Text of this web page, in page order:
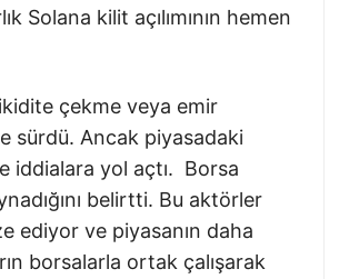
Solana kilit açılımının hemen
çekme veya emir
sürdü. Ancak piyasadaki
iddialara yol açtı. Borsa
belirtti. Bu aktörler
ediyor ve piyasanın daha
borsalarla ortak çalışarak